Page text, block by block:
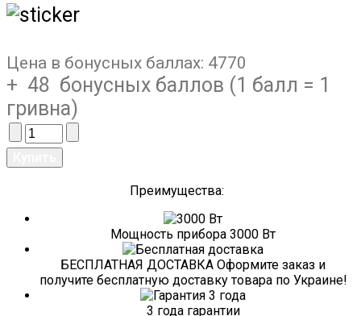
Цена в бонусных баллах: 4770
+ 48 бонусных баллов (1 балл = 1
гривна)
Преимущества:
Мощность прибора 3000 Вт
БЕСПЛАТНАЯ ДОСТАВКА Оформите заказ и
получите бесплатную доставку товара по Украине!
3 года гарантии